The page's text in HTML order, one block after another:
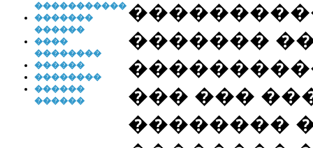
�����������
�������
������
����
��������
������
��������
������
������
�������
��� ���
��������